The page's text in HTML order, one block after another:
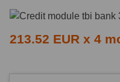
213.52 EUR x 4